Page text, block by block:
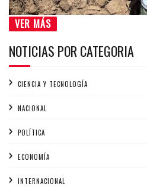
VER MÁS
NOTICIAS POR CATEGORIA
CIENCIA Y TECNOLOGÍA
NACIONAL
POLÍTICA
ECONOMÍA
INTERNACIONAL